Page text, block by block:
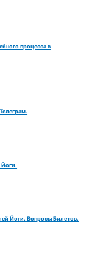
процесса в
Йоги. Вопросы Билетов.